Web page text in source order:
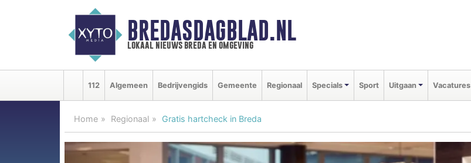
BREDASDAGBLAD.NL
lokaal nieuws breda en omgeving
112 Algemeen Bedrijvengids Gemeente Regionaal Specials Sport Uitgaan Vacatures
Home Regionaal Gratis hartcheck in Breda